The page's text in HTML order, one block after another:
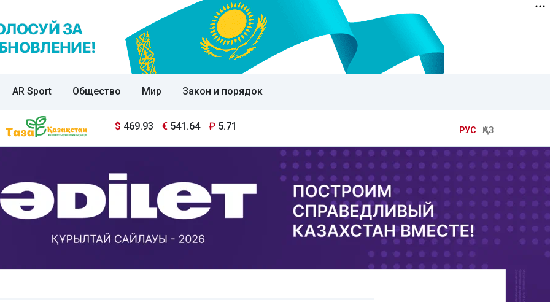
AR Sport Общество Мир Закон и порядок
$ 469.93 € 541.64 ₽ 5.71 РУС ҚАЗ